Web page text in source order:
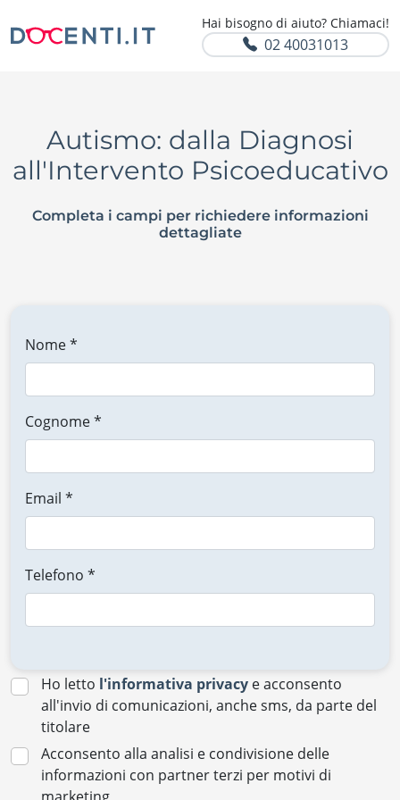
Hai bisogno di aiuto? Chiamaci!
02 40031013
Autismo: dalla Diagnosi
all'Intervento Psicoeducativo
Completa i campi per richiedere informazioni
dettagliate
Nome *
Cognome *
Email *
Telefono *
Ho letto l'informativa privacy e acconsento
all'invio di comunicazioni, anche sms, da parte del
titolare
Acconsento alla analisi e condivisione delle
informazioni con partner terzi per motivi di